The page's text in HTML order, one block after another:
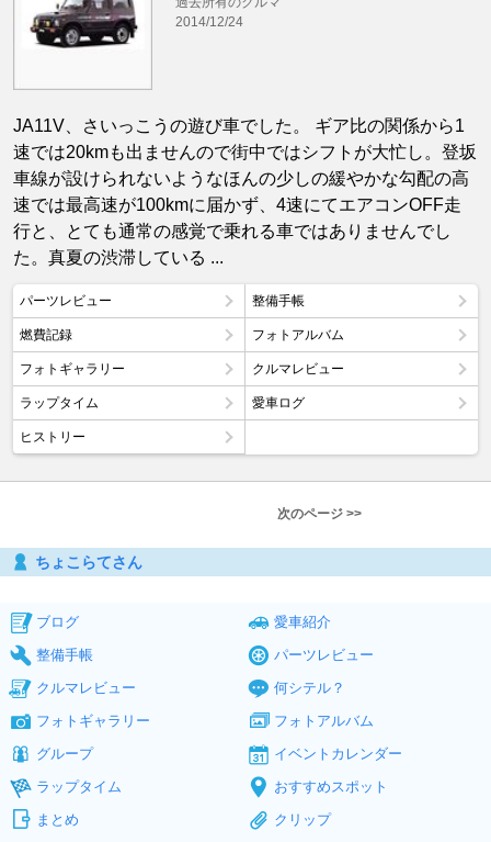
2014/12/24
JA11V、さいっこうの遊び車でした。 ギア比の関係から1
速では20kmも出ませんので街中ではシフトが大忙し。登坂
車線が設けられないようなほんの少しの緩やかな勾配の高
速では最高速が100kmに届かず、4速にてエアコンOFF走
行と、とても通常の感覚で乗れる車ではありませんでし
た。真夏の渋滞している ...
パーツレビュー 整備手帳
燃費記録 フォトアルバム
フォトギャラリー クルマレビュー
ラップタイム 愛車ログ
ヒストリー
次のページ >>
ちょこらてさん
ブログ
愛車紹介
整備手帳
パーツレビュー
クルマレビュー
何シテル？
フォトギャラリー
フォトアルバム
グループ
イベントカレンダー
ラップタイム
おすすめスポット
まとめ
クリップ